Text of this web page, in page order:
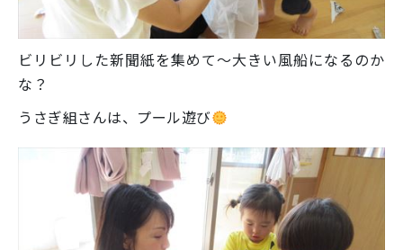
ビリビリした新聞紙を集めて～大きい風船になるのか
な？
うさぎ組さんは、プール遊び